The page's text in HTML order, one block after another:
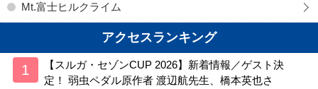
Mt.富士ヒルクライム
アクセスランキング
【スルガ・セゾンCUP 2026】新着情報／ゲスト決
定！ 弱虫ペダル原作者 渡辺航先生、橋本英也さ